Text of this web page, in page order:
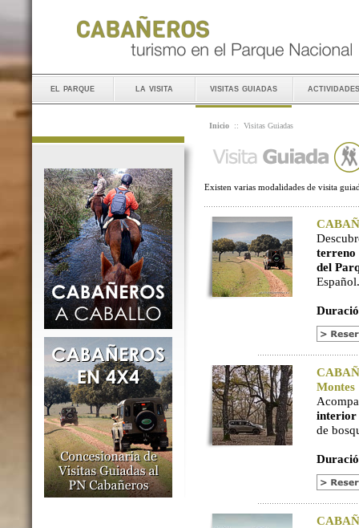
el parque la visita visitas guiadas actividades
Inicio :: Visitas Guiadas
Existen varias modalidades de visita
terreno
del
Español.
Montes
interior
de